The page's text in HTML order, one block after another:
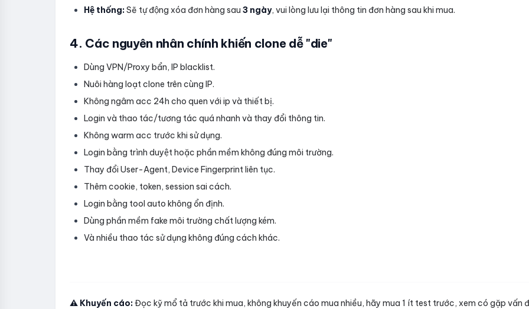
Hệ thống:Sẽ tự động xóa đơn hàng sau 3 ngày, vui lòng lưu lại thông tin đơn hàng sau khi mua.
4. Các nguyên nhân chính khiến clone dễ "die"
Dùng VPN/Proxy bẩn, IP blacklist.
Nuôi hàng loạt clone trên cùng IP.
Không ngâm acc 24h cho quen với ip và thiết bị.
Login và thao tác/tương tác quá nhanh và thay đổi thông tin.
Không warm acc trước khi sử dụng.
Login bằng trình duyệt hoặc phần mềm không đúng môi trường.
Thay đổi User-Agent, Device Fingerprint liên tục.
Thêm cookie, token, session sai cách.
Login bằng tool auto không ổn định.
Dùng phần mềm fake môi trường chất lượng kém.
Và nhiều thao tác sử dụng không đúng cách khác.
⚠️ Khuyến cáo:Đọc kỹ mổ tả trước khi mua, không khuyến cáo mua nhiều, hãy mua 1 ít test trước, xem có gặp vấn